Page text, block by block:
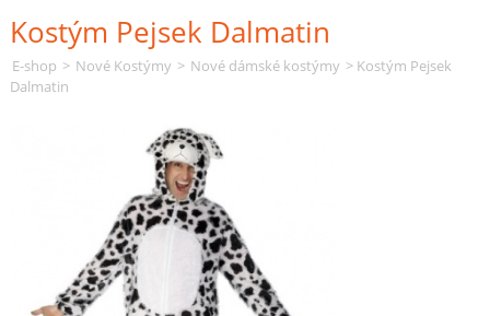
Kostým Pejsek Dalmatin
E-shop > Nové Kostýmy > Nové dámské kostýmy > Kostým Pejsek
Dalmatin